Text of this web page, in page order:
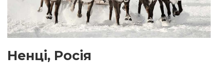
Ненці, Росія